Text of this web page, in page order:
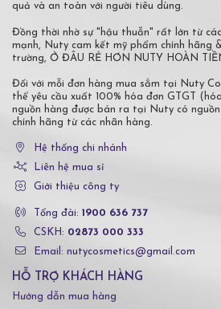
quả và an toàn với người tiêu dùng.
Đồng thời nhờ sự "hậu thuẫn" rất lớn từ
mạnh, Nuty cam kết mỹ phẩm chính hãng
trường, Ở ĐÂU RẺ HƠN NUTY HOÀN
Đối với mỗi đơn hàng mua sắm tại Nuty
thể yêu cầu xuất 100% hóa đơn GTGT
nguồn hàng được bán ra tại Nuty có
chính hãng từ các nhãn hàng.
Hệ thống chi nhánh
Liên hệ mua sỉ
Giới thiệu công ty
Tổng đài: 1900 636 737
CSKH: 02873 000 333
Email: nutycosmetics@gmail.com
HỖ TRỢ KHÁCH HÀNG
Hướng dẫn mua hàng